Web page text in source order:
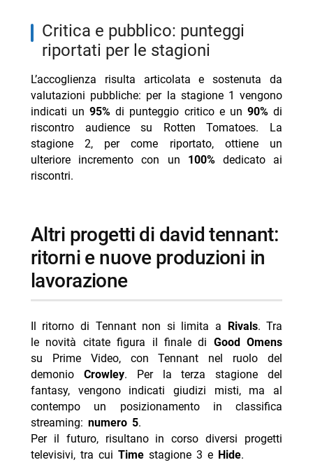
critica e pubblico: punteggi
riportati per le stagioni
L’accoglienza risulta articolata e sostenuta da
valutazioni pubbliche: per la stagione 1 vengono
indicati un95% di punteggio critico e un 90% di
riscontro audience su Rotten Tomatoes. La
stagione 2, per come riportato, ottiene un
ulteriore incremento con un 100%dedicato ai
riscontri.
altri progetti di david tennant:
ritorni e nuove produzioni in
lavorazione
Il ritorno di Tennant non si limita a Rivals. Tra
le novità citate figura il finale di Good Omens
su Prime Video, con Tennant nel ruolo del
demonio Crowley. Per la terza stagione del
fantasy, vengono indicati giudizi misti, ma al
contempo un posizionamento in classifica
streaming: numero 5.
Per il futuro, risultano in corso diversi progetti
televisivi, tra cui Timestagione 3 e Hide.